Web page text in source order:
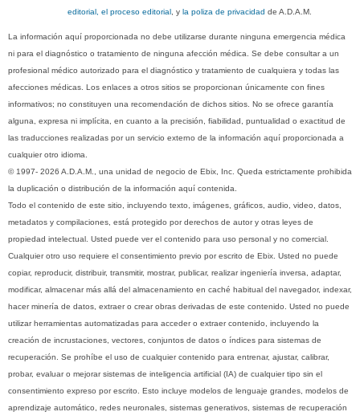
editorial, el proceso editorial , yla poliza de privacidad de A.D.A.M.
La información aquí proporcionada no debe utilizarse durante ninguna emergencia médica
ni para el diagnóstico o tratamiento de ninguna afección médica. Se debe consultar a un
profesional médico autorizado para el diagnóstico y tratamiento de cualquiera y todas las
afecciones médicas. Los enlaces a otros sitios se proporcionan únicamente con fines
informativos; no constituyen una recomendación de dichos sitios. No se ofrece garantía
alguna, expresa ni implícita, en cuanto a la precisión, fiabilidad, puntualidad o exactitud de
las traducciones realizadas por un servicio externo de la información aquí proporcionada a
cualquier otro idioma.
© 1997- 2026 A.D.A.M., una unidad de negocio de Ebix, Inc. Queda estrictamente prohibida
la duplicación o distribución de la información aquí contenida.
Todo el contenido de este sitio, incluyendo texto, imágenes, gráficos, audio, video, datos,
metadatos y compilaciones, está protegido por derechos de autor y otras leyes de
propiedad intelectual. Usted puede ver el contenido para uso personal y no comercial.
Cualquier otro uso requiere el consentimiento previo por escrito de Ebix. Usted no puede
copiar, reproducir, distribuir, transmitir, mostrar, publicar, realizar ingeniería inversa, adaptar,
modificar, almacenar más allá del almacenamiento en caché habitual del navegador, indexar,
hacer minería de datos, extraer o crear obras derivadas de este contenido. Usted no puede
utilizar herramientas automatizadas para acceder o extraer contenido, incluyendo la
creación de incrustaciones, vectores, conjuntos de datos o índices para sistemas de
recuperación. Se prohíbe el uso de cualquier contenido para entrenar, ajustar, calibrar,
probar, evaluar o mejorar sistemas de inteligencia artificial (IA) de cualquier tipo sin el
consentimiento expreso por escrito. Esto incluye modelos de lenguaje grandes, modelos de
aprendizaje automático, redes neuronales, sistemas generativos, sistemas de recuperación